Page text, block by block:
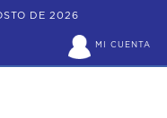
DE 2026
MI CUENTA